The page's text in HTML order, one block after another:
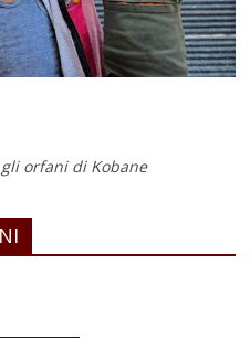
orfani di Kobane